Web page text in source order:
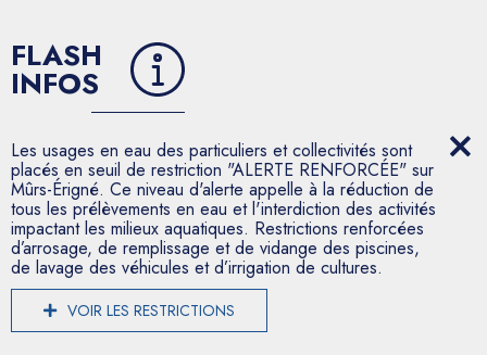
FLASH
INFOS
Les usages en eau des particuliers et collectivités sont
placés en seuil de restriction "ALERTE RENFORCÉE" sur
Mûrs-Érigné. Ce niveau d'alerte appelle à la réduction de
tous les prélèvements en eau et l'interdiction des activités
impactant les milieux aquatiques. Restrictions renforcées
d’arrosage, de remplissage et de vidange des piscines,
de lavage des véhicules et d’irrigation de cultures.
VOIR LES RESTRICTIONS